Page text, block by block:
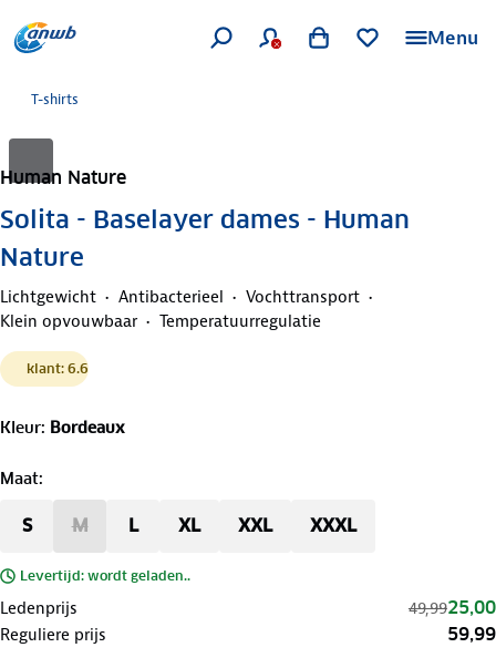
Menu
T-shirts
Human Nature
Solita - Baselayer dames - Human
Nature
Lichtgewicht Antibacterieel
Vochttransport
Klein opvouwbaar
Temperatuurregulatie
klant: 6.6
Kleur: Bordeaux
Maat:
S M L XL XXL XXXL
Levertijd: wordt geladen..
Ledenprijs 49,9925,00
Reguliere prijs 59,99